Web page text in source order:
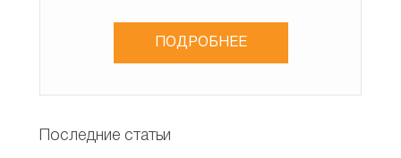
ақаулар болмайды. Егер домендер сәйкес келмесе, онда
браузер осындай қате мәтінін көрсетеді:
Бізде 1С жүйесі тарапынан «Execute» операциясы бар
ПОДРОБНЕЕ
Последние статьи